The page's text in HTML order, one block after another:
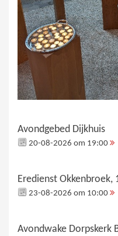
Avondgebed Dijkhuis
20-08-2026 om 19:00
Eredienst Okkenbroek,
23-08-2026 om 10:00
Avondwake Dorpskerk